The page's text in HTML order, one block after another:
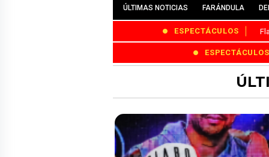
ÚLTIMAS NOTICIAS FARÁNDULA
ESPECTÁCULOS
ESPECTÁCULOS